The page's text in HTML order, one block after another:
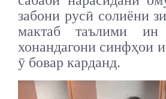
забони русӣ солиёни
мактаб таълими ин
хонандагони синфҳои
ӯ бовар карданд.